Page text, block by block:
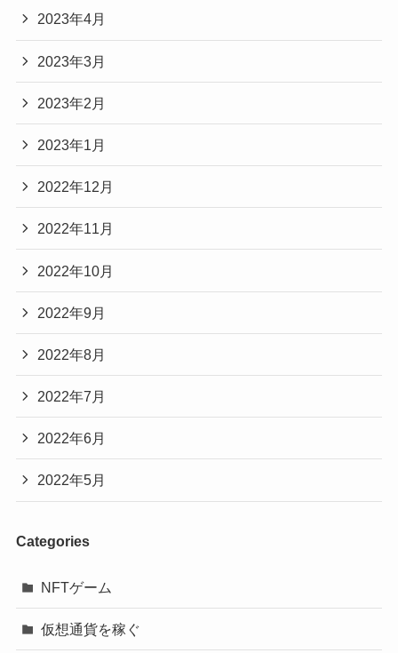
2023年4月
2023年3月
2023年2月
2023年1月
2022年12月
2022年11月
2022年10月
2022年9月
2022年8月
2022年7月
2022年6月
2022年5月
Categories
NFTゲーム
仮想通貨を稼ぐ